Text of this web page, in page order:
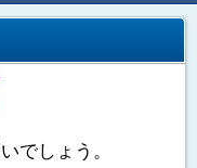
でしょう。